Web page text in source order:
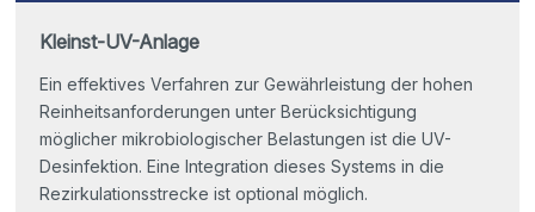
Kleinst-UV-Anlage
Ein effektives Verfahren zur Gewährleistung der hohen
Reinheitsanforderungen unter Berücksichtigung
möglicher mikrobiologischer Belastungen ist die UV-
Desinfektion. Eine Integration dieses Systems in die
Rezirkulationsstrecke ist optional möglich.